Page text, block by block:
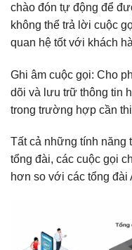
chào đón tự động để
không thể trả lời cuộc
quan hệ tốt với khách
Ghi âm cuộc gọi: Cho
dõi và lưu trữ thông tin
trong trường hợp cần
Tất cả những tính năng
tổng đài, các cuộc gọi
hơn so với các tổng đài